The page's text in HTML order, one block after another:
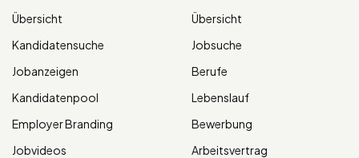
Übersicht
Kandidatensuche
Jobanzeigen
Kandidatenpool
Employer Branding
Jobvideos
Übersicht
Jobsuche
Berufe
Lebenslauf
Bewerbung
Arbeitsvertrag